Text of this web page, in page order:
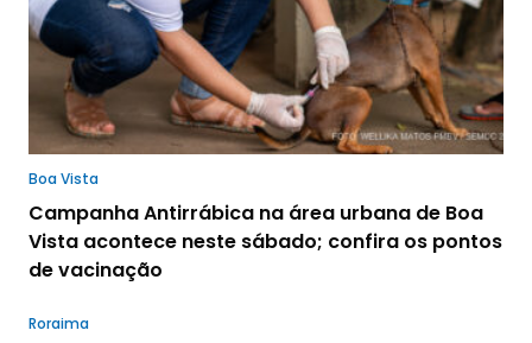
Boa Vista
Campanha Antirrábica na área urbana de Boa
Vista acontece neste sábado; confira os pontos
de vacinação
Roraima